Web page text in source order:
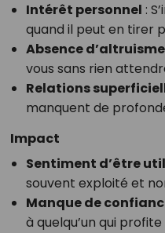
Intérêt personnel :
quand il peut en tirer
Absence d’altruisme
vous sans rien
Relations
manquent de
Impact
Sentiment d’être
souvent exploité et
Manque de
à quelqu’un qui profite